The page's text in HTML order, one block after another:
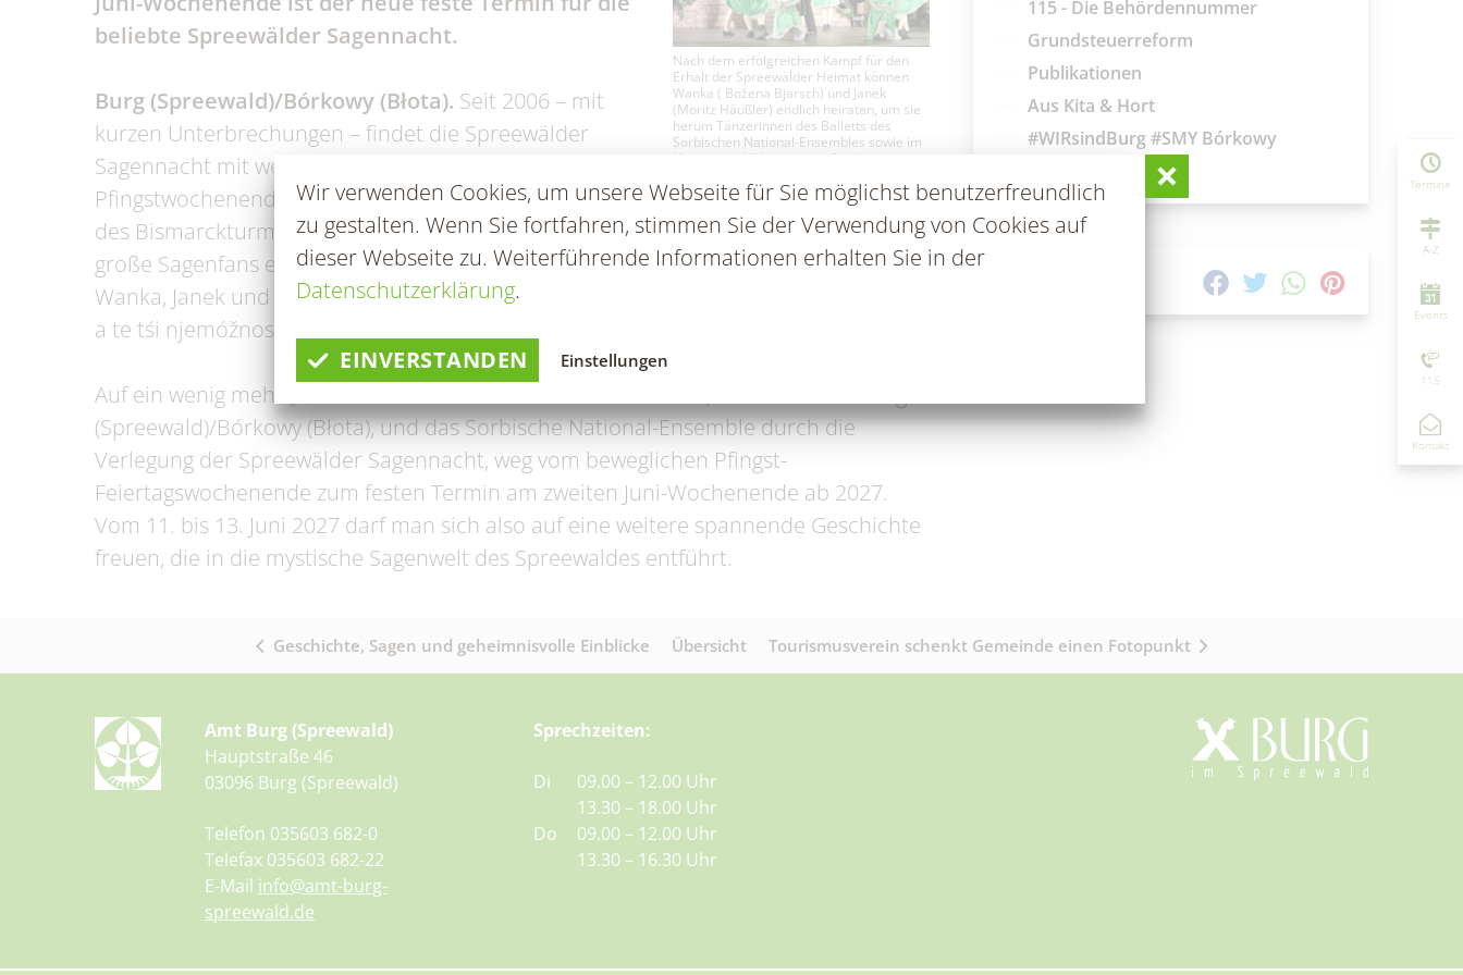
Wahlen/Volksbegehren
Fundtiere Zahlen & Statistik Formularservice
Wir verwenden Cookies, um unsere Webseite für Sie möglichst benutzerfreundlich
zu gestalten. Wenn Sie fortfahren, stimmen Sie der Verwendung von Cookies auf
dieser Webseite zu. Weiterführende Informationen erhalten Sie in der
Datenschutzerklärung.
EINVERSTANDEN Einstellungen
Nach dem erfolgreichen Kampf für den
Erhalt der Spreewälder Heimat können
Wanka ( Božena Bjarsch) und Janek
(Moritz Häußler) endlich heiraten, um sie
herum Tänzerinnen des Balletts des
Sorbischen National-Ensembles sowie im
Hintergrund Wassermannfamilie,
beliebte Spreewälder Sagennacht.
Burg (Spreewald)/Bórkowy (Błota). Seit 2006 – mit
kurzen Unterbrechungen – findet die Spreewälder
Sagennacht mit wechselnden Geschichten am
Pfingstwochenende vor der der wunderbaren Kulisse
des Bismarckturmes statt. Begeisterte Zuschauerinnen und Zuschauer, kleine und
große Sagenfans erlebten hier vor wenigen Wochen „Müschen impossible, oder
Wanka, Janek und die drei Unmöglichkeiten“ - „Myšyn impossible, abo Wanka, Janek
a te tśi njemóžnosći“.
Auf ein wenig mehr „Wettersicherheit“ hoffen der Veranstalter, die Gemeinde Burg
(Spreewald)/Bórkowy (Błota), und das Sorbische National-Ensemble durch die
Verlegung der Spreewälder Sagennacht, weg vom beweglichen Pfingst-
Feiertagswochenende zum festen Termin am zweiten Juni-Wochenende ab 2027.
Vom 11. bis 13. Juni 2027 darf man sich also auf eine weitere spannende Geschichte
freuen, die in die mystische Sagenwelt des Spreewaldes entführt.
115 - Die Behördennummer
Grundsteuerreform
Publikationen
Aus Kita & Hort
#WIRsindBurg #SMY Bórkowy
Glasfaserausbau
Geschichte, Sagen und geheimnisvolle Einblicke Übersicht Tourismusverein schenkt Gemeinde einen Fotopunkt
Amt Burg (Spreewald)
Hauptstraße 46
03096 Burg (Spreewald)
Telefon 035603 682-0
Telefax 035603 682-22
E-Mail info@amt-burg-
spreewald.de
Sprechzeiten:
Di
09.00 – 12.00 Uhr
13.30 – 18.00 Uhr
Do
09.00 – 12.00 Uhr
13.30 – 16.30 Uhr
Termine
A-Z
Events
115
Kontakt